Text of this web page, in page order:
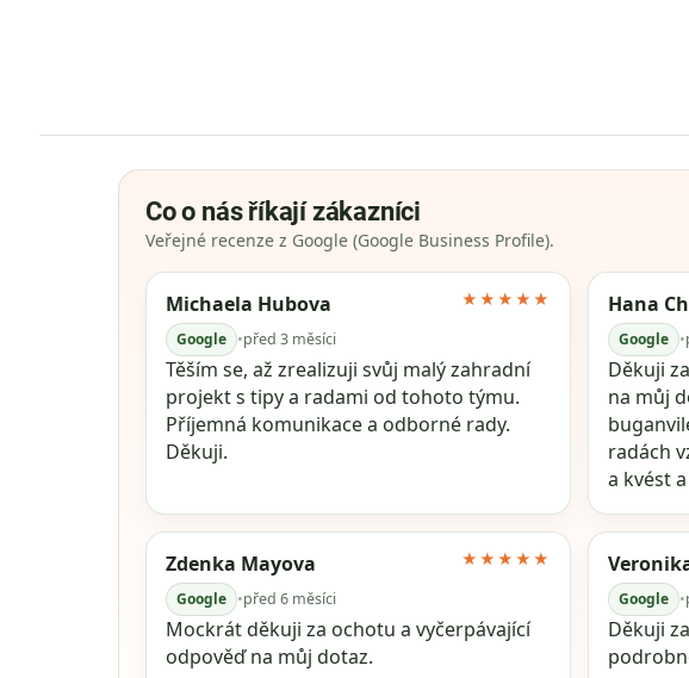
Co o nás říkají zákazníci
Veřejné recenze z Google (Google Business Profile).
Michaela Hubova
Google •před 3 měsíci
★★★★★
Těším se, až zrealizuji svůj malý zahradní
projekt s tipy a radami od tohoto týmu.
Příjemná komunikace a odborné rady.
Děkuji.
Hana
Google •
Děkuji
na můj
radách
a kvést
Zdenka Mayova
Google •před 6 měsíci
★★★★★
Mockrát děkuji za ochotu a vyčerpávající
odpověď na můj dotaz.
Google •
Děkuji